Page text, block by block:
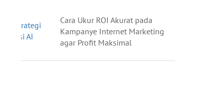
Cara Ukur ROI Akurat pada
Kampanye Internet Marketing
agar Profit Maksimal